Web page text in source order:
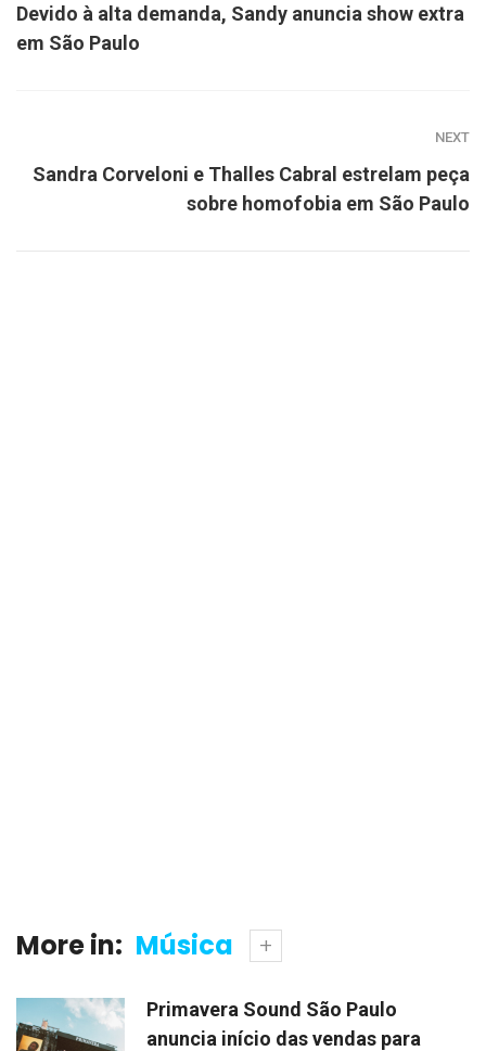
Devido à alta demanda, Sandy anuncia show extra
em São Paulo
NEXT
Sandra Corveloni e Thalles Cabral estrelam peça
sobre homofobia em São Paulo
More in: Música
Primavera Sound São Paulo
anuncia início das vendas para